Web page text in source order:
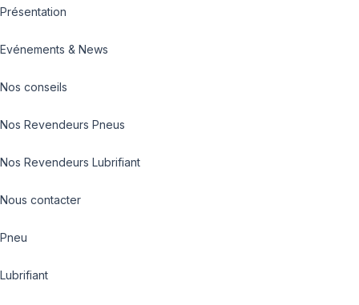
Présentation
Evénements & News
Nos conseils
Nos Revendeurs Pneus
Nos Revendeurs Lubrifiant
Nous contacter
Pneu
Lubrifiant